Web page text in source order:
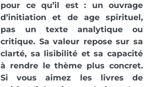
pour ce qu’il est : un ouvrage
d’initiation et de age spirituel,
pas un texte analytique ou
critique. Sa valeur repose sur sa
clarté, sa lisibilité et sa capacité
à rendre le thème plus concret.
Si vous aimez les livres de